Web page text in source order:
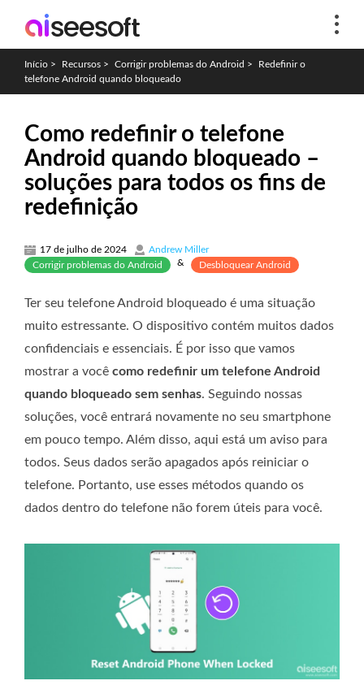
Início > Recursos > Corrigir problemas do Android >
Redefinir o
telefone Android quando bloqueado
Como redefinir o telefone
Android quando bloqueado –
soluções para todos os fins de
redefinição
17 de julho de 2024
Andrew Miller
Corrigir problemas do Android
& Desbloquear Android
Ter seu telefone Android bloqueado é uma situação
muito estressante. O dispositivo contém muitos dados
confidenciais e essenciais. É por isso que vamos
mostrar a você como redefinir um telefone Android
quando bloqueado sem senhas. Seguindo nossas
soluções, você entrará novamente no seu smartphone
em pouco tempo. Além disso, aqui está um aviso para
todos. Seus dados serão apagados após reiniciar o
telefone. Portanto, use esses métodos quando os
dados dentro do telefone não forem úteis para você.